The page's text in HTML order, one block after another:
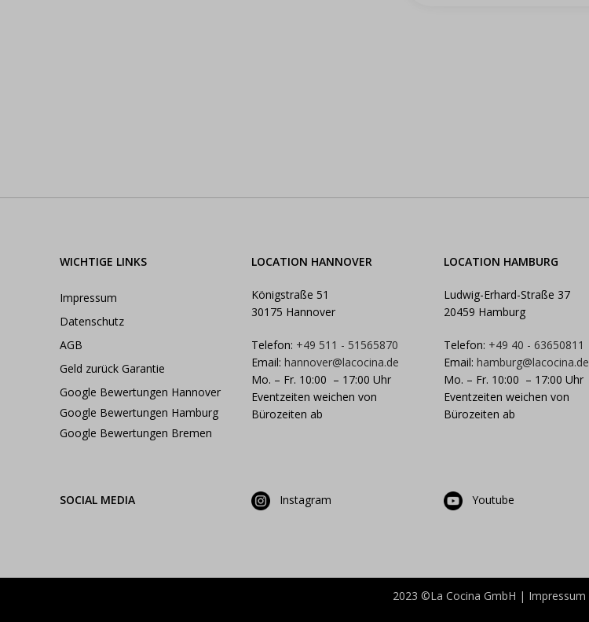
WICHTIGE LINKS
Impressum
Datenschutz
AGB
Geld zurück Garantie
Google Bewertungen Hannover
Google Bewertungen Hamburg
Google Bewertungen Bremen
LOCATION HANNOVER
Königstraße 51
30175 Hannover
Telefon: +49 511 - 51565870
Email:hannover@lacocina.de
Mo. – Fr. 10:00 – 17:00 Uhr
Eventzeiten weichen von
Bürozeiten ab
LOCATION HAMBURG
Ludwig-Erhard-Straße 37
20459 Hamburg
Telefon: +49 40 - 63650811
Email: hamburg@lacocina.de
Mo. – Fr. 10:00 – 17:00 Uhr
Eventzeiten weichen von
Bürozeiten ab
SOCIAL MEDIA Instagram Youtube
2023 ©La Cocina GmbH | Impressum